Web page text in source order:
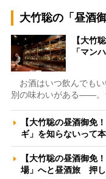
大竹聡の「昼酒御
【大竹
「マン
お酒はいつ飲んでもい
別の味わいがある――
【大竹聡の昼酒御免
ギ」を知らないっ
【大竹聡の昼酒御免
場」へと昼酒旅 押